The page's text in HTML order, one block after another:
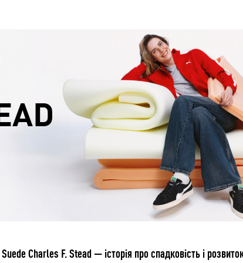
Suede Charles F. Stead — історія про спадковість і